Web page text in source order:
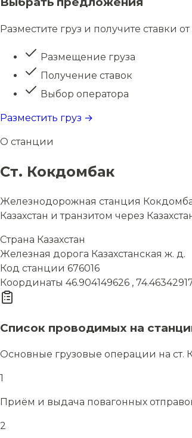
Разместите груз и получите ставки
Размещение груза
Получение ставок
Выбор оператора
Разместить груз →
О станции
Ст. Кокдомбак
Железнодорожная станция
Казахстан и транзитом через
Страна Казахстан
Железная дорога Казахстанская ж. д.
Код станции 676016
Координаты 46.904149626 ,
Список проводимых на
Основные грузовые операции на ст.
1
Приём и выдача повагонных
2